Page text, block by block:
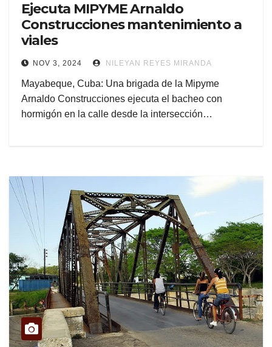
Ejecuta MIPYME Arnaldo
Construcciones mantenimiento a
viales
NOV 3, 2024 NILEYAN REYES MIRANDA
Mayabeque, Cuba: Una brigada de la Mipyme
Arnaldo Construcciones ejecuta el bacheo con
hormigón en la calle desde la intersección…